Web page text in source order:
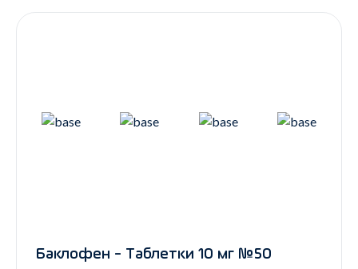
Баклофен - Таблетки 10 мг №50